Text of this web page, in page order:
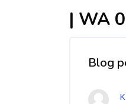
| WA
Blog